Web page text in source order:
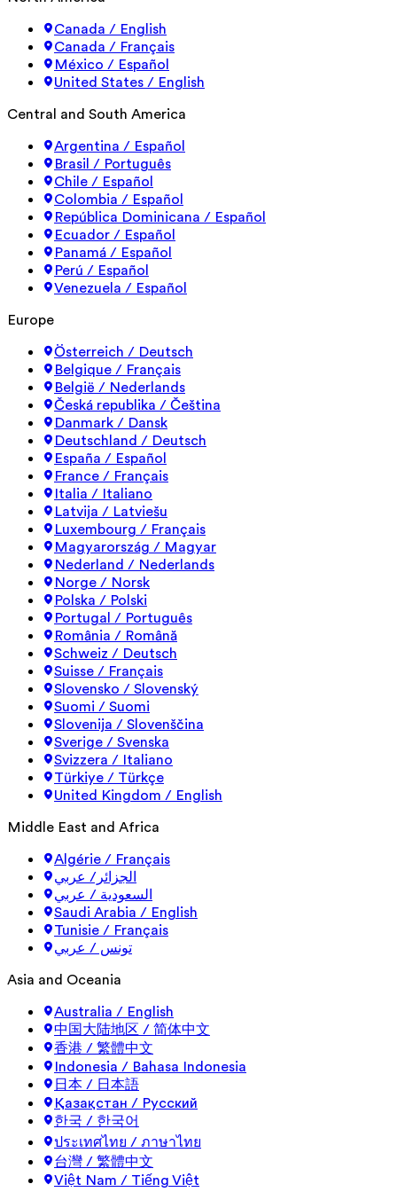
Canada / English
Canada / Français
México / Español
United States / English
Central and South America
Argentina / Español
Brasil / Português
Chile / Español
Colombia / Español
República Dominicana / Español
Ecuador / Español
Panamá / Español
Perú / Español
Venezuela / Español
Europe
Österreich / Deutsch
Belgique / Français
België / Nederlands
Česká republika / Čeština
Danmark / Dansk
Deutschland / Deutsch
España / Español
France / Français
Italia / Italiano
Latvija / Latviešu
Luxembourg / Français
Magyarország / Magyar
Nederland / Nederlands
Norge / Norsk
Polska / Polski
Portugal / Português
România / Română
Schweiz / Deutsch
Suisse / Français
Slovensko / Slovenský
Suomi / Suomi
Slovenija / Slovenščina
Sverige / Svenska
Svizzera / Italiano
Türkiye / Türkçe
United Kingdom / English
Middle East and Africa
Algérie / Français
الجزائر/ عربي
السعودية / عربي
Saudi Arabia / English
Tunisie / Français
تونس / عربي
Asia and Oceania
Australia / English
中国大陆地区 / 简体中文
香港 / 繁體中文
Indonesia / Bahasa Indonesia
日本 / 日本語
Қазақстан / Русский
한국 / 한국어
ประเทศไทย / ภาษาไทย
台灣 / 繁體中文
Việt Nam / Tiếng Việt